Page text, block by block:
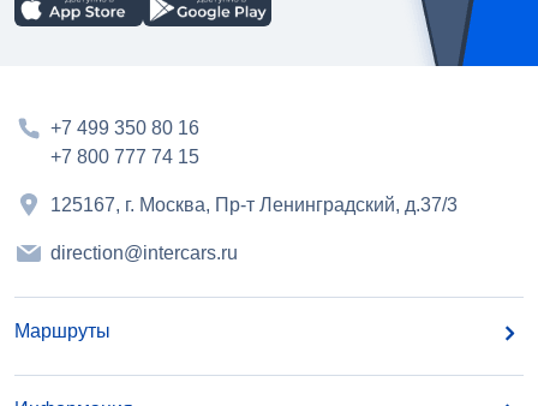
+7 499 350 80 16
+7 800 777 74 15
125167, г. Москва, Пр-т Ленинградский, д.37/3
direction@intercars.ru
Маршруты